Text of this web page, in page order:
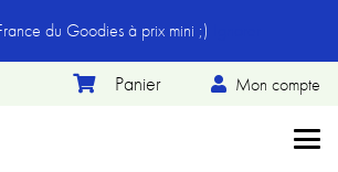
du Goodies à prix mini ;)
Mon compte